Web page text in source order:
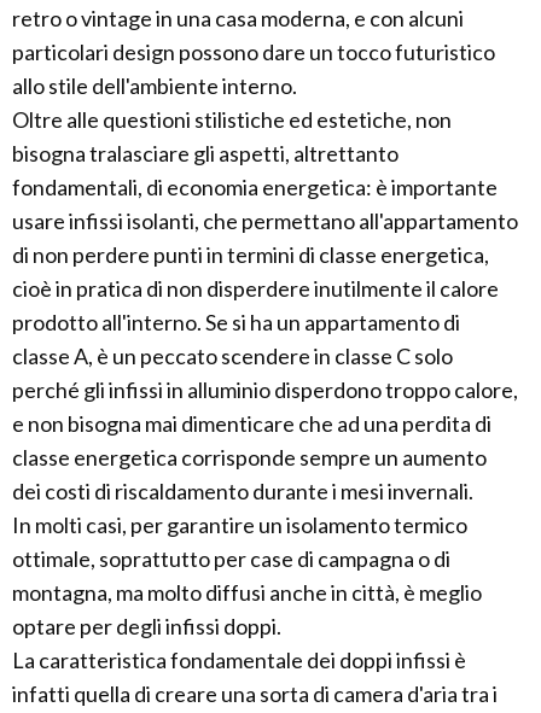
retro o vintage in una casa moderna, e con alcuni
particolari design possono dare un tocco futuristico
allo stile dell'ambiente interno.
Oltre alle questioni stilistiche ed estetiche, non
bisogna tralasciare gli aspetti, altrettanto
fondamentali, di economia energetica: è importante
usare infissi isolanti, che permettano all'appartamento
di non perdere punti in termini di classe energetica,
cioè in pratica di non disperdere inutilmente il calore
prodotto all'interno. Se si ha un appartamento di
classe A, è un peccato scendere in classe C solo
perché gli infissi in alluminio disperdono troppo calore,
e non bisogna mai dimenticare che ad una perdita di
classe energetica corrisponde sempre un aumento
dei costi di riscaldamento durante i mesi invernali.
In molti casi, per garantire un isolamento termico
ottimale, soprattutto per case di campagna o di
montagna, ma molto diffusi anche in città, è meglio
optare per degli infissi doppi.
La caratteristica fondamentale dei doppi infissi è
infatti quella di creare una sorta di camera d'aria tra i